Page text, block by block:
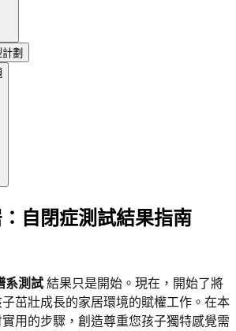
劃
自閉症測試結果指南
系測試 結果只是開始。現在，開始了將
茁壯成長的家居環境的賦權工作。在本
用的步驟，創造尊重您孩子獨特感覺需